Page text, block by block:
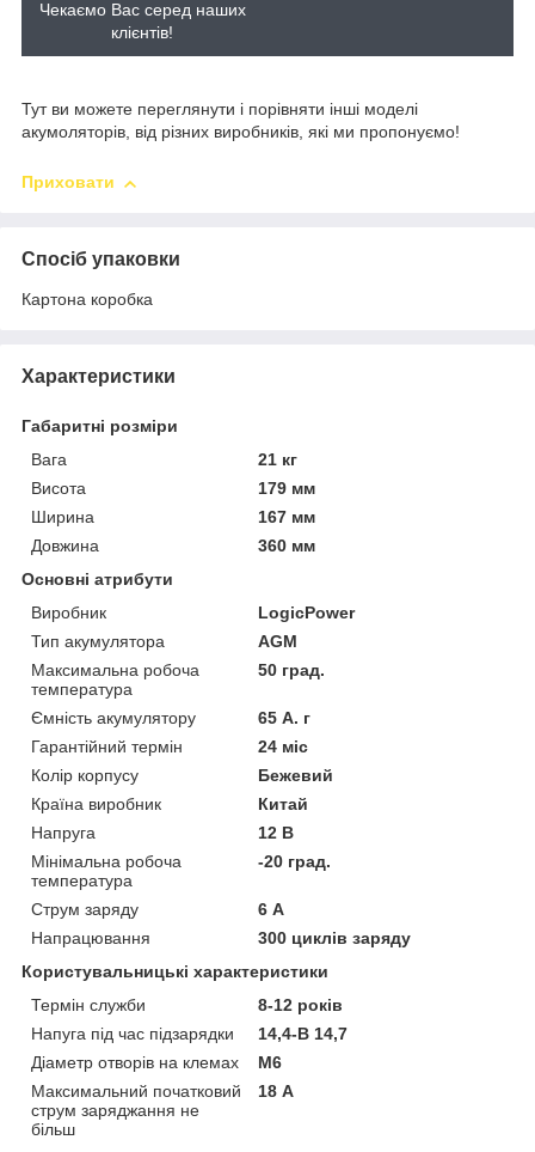
Чекаємо Вас серед наших
клієнтів!
Тут ви можете переглянути і порівняти інші моделі
акумоляторів, від різних виробників, які ми пропонуємо!
Приховати
Спосіб упаковки
Картона коробка
Характеристики
Габаритні розміри
Вага
21 кг
Висота
179 мм
Ширина
167 мм
Довжина
360 мм
Основні атрибути
Виробник
LogicPower
Тип акумулятора
AGM
Максимальна робоча
температура
50 град.
Ємність акумулятору
65 А. г
Гарантійний термін
24 міс
Колір корпусу
Бежевий
Країна виробник
Китай
Напруга
12 В
Мінімальна робоча
температура
-20 град.
Струм заряду
6 А
Напрацювання
300 циклів заряду
Користувальницькі характеристики
Термін служби
8-12 років
Напуга під час підзарядки
14,4-В 14,7
Діаметр отворів на клемах
M6
Максимальний початковий
струм заряджання не
більш
18 А